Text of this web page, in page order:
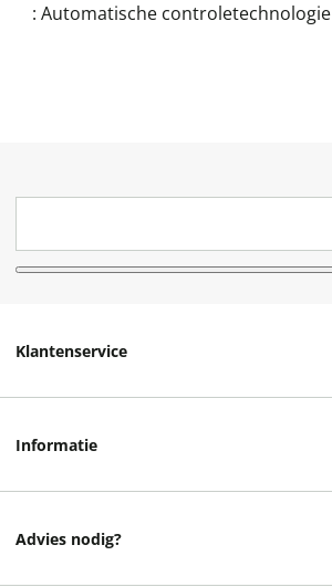
: Automatische controletechnologie
Klantenservice
Informatie
Advies nodig?